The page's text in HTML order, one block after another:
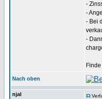
-
-
- Bei
-
Nach oben
njal